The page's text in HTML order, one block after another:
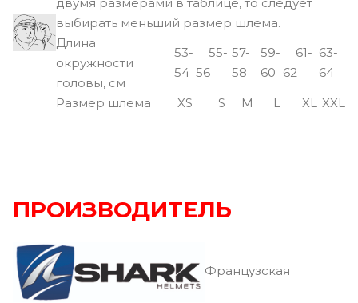
выбирать меньший размер шлема.
Длина
окружности
головы, см
53-
54
55-
56
57-
58
59-
60
61-
62
63-
64
Размер шлема
XS S M L XL XXL
ПРОИЗВОДИТЕЛЬ
Французская